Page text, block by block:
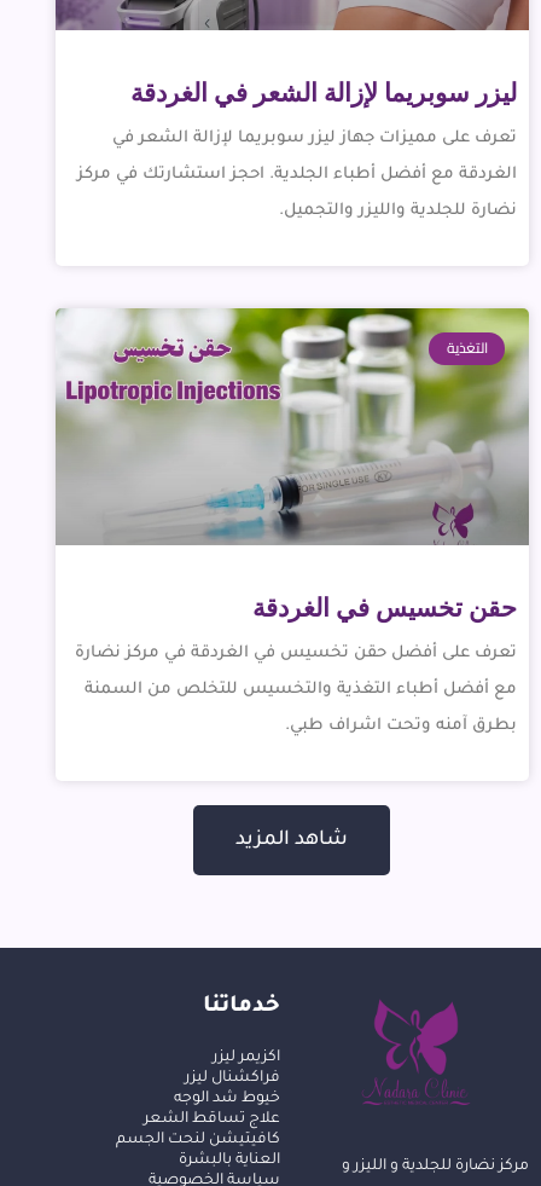
ليزر سوبريما لإزالة الشعر في الغردقة
تعرف على مميزات جهاز ليزر سوبريما لإزالة الشعر في
الغردقة مع أفضل أطباء الجلدية. احجز استشارتك في مركز
نضارة للجلدية والليزر والتجميل.
التغذية
حقن تخسيس في الغردقة
تعرف على أفضل حقن تخسيس في الغردقة في مركز نضارة
مع أفضل أطباء التغذية والتخسيس للتخلص من السمنة
بطرق آمنه وتحت اشراف طبي.
شاهد المزيد
مركز نضارة للجلدية و الليزر و
خدماتنا
اكزيمر ليزر
فراكشنال ليزر
خيوط شد الوجه
علاج تساقط الشعر
كافيتيشن لنحت الجسم
العناية بالبشرة
سياسة الخصوصية